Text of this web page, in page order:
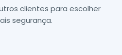
clientes para escolher
segurança.